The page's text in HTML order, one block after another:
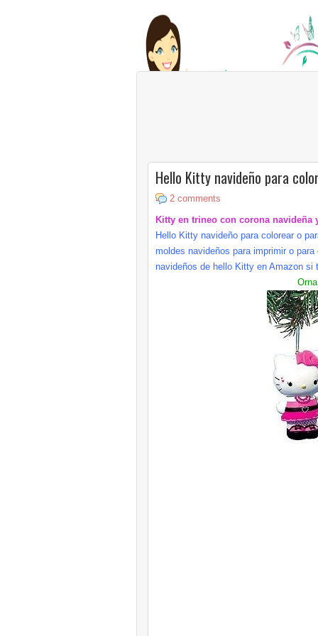
Hello Kitty navideño para
2 comments
Kitty en trineo con corona navideña
Hello Kitty navideño para colorear o
moldes navideños para imprimir o
navideños de hello Kitty en Amazon si